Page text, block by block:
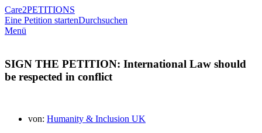
Care2PETITIONS
Eine Petition startenDurchsuchen
Menü
SIGN THE PETITION: International Law should
be respected in conflict
von: Humanity & Inclusion UK